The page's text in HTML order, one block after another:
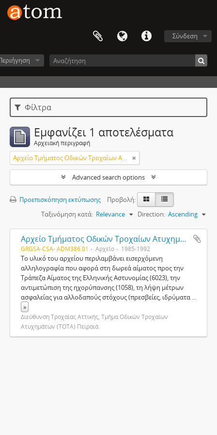
Σύνδεση
Φίλτρα
Εμφανίζει 1 αποτελέσματα
Αρχειακή περιγραφή
Αρχείο Τμήματος Οδικών Τροχαίων Ατυχημάτων (Τ.Ο.Τ.Α.) Πειραιά
Advanced search options
Προεπισκόπηση εκτύπωσης
Προβολή:
Ταξινόμηση κατά: Relevance Direction: Ascending
Αρχείο Τμήματος Οδικών Τροχαίων Ατυχημάτων (Τ.Ο.Τ.Α.) Πειραιά
GRGSA-CSA- ADM386.01 Αρχείο 1985-1992
Το υλικό του αρχείου περιλαμβάνει εισερχόμενη
αλληλογραφία που αφορά στη δωρεά αίματος προς την
Τράπεζα Αίματος της Ελληνικής Αστυνομίας (6023), την
αντιμετώπιση της ηχορύπανσης (1058), τη λήψη μέτρων
ασφαλείας για αλλοδαπούς στόχους (πρεσβείες, ιδρύματα ...
»
Διεύθυνση Τροχαίας Αττικής, Τμήμα Οδικών Τροχαίων
Ατυχημάτων (ΤΟΤΑ) Πειραιά